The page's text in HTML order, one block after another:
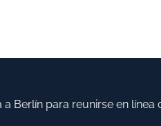
Berlín para reunirse en línea